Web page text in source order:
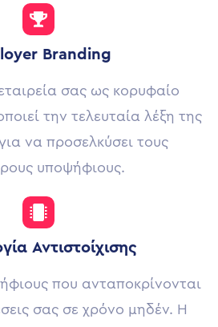
Branding
σας ως κορυφαίο
την τελευταία λέξη της
να προσελκύσει τους
υποψήφιους.
Αντιστοίχισης
που ανταποκρίνονται
σας σε χρόνο μηδέν. Η